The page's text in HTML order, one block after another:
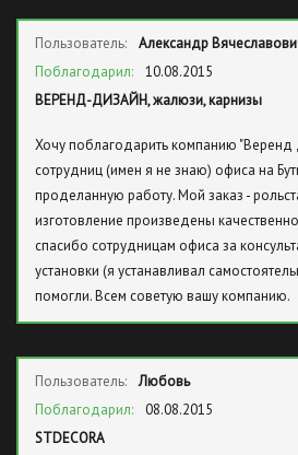
Пользователь:
Александр
Поблагодарил:
10.08.2015
ВЕРЕНД-ДИЗАЙН, жалюзи, карнизы
Хочу поблагодарить компанию "Веренд
сотрудниц (имен я не знаю) офиса на
проделанную работу. Мой заказ -
изготовление произведены
спасибо сотрудницам офиса за
установки (я устанавливал
помогли. Всем советую вашу компанию.
Пользователь:
Любовь
Поблагодарил:
08.08.2015
STDECORA